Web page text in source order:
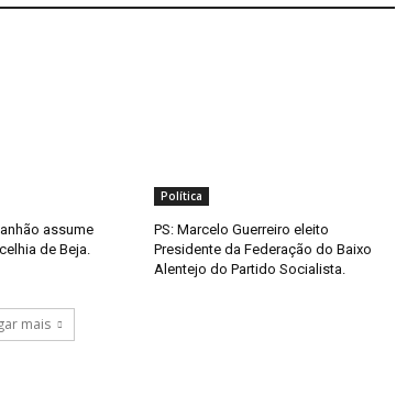
assume
de Beja.
Política
PS: Marcelo Guerreiro eleito
Presidente da Federação do Baixo
Alentejo do Partido Socialista.
mais